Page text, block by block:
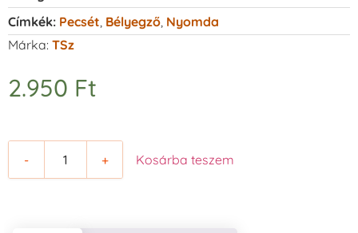
Címkék: Pecsét Bélyegző Nyomda
Márka: TSz
2.950 Ft
- + Kosárba teszem